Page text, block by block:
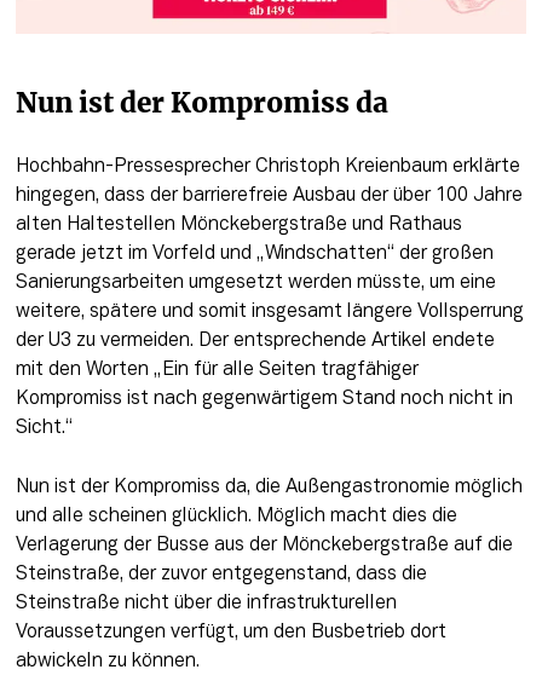
Nun ist der Kompromiss da
Hochbahn-Pressesprecher Christoph Kreienbaum erklärte
hingegen, dass der barrierefreie Ausbau der über 100 Jahre
alten Haltestellen Mönckebergstraße und Rathaus
gerade jetzt im Vorfeld und „Windschatten“ der großen
Sanierungsarbeiten umgesetzt werden müsste, um eine
weitere, spätere und somit insgesamt längere Vollsperrung
der U3 zu vermeiden. Der entsprechende Artikel endete
mit den Worten „Ein für alle Seiten tragfähiger
Kompromiss ist nach gegenwärtigem Stand noch nicht in
Sicht.“
Nun ist der Kompromiss da, die Außengastronomie möglich
und alle scheinen glücklich. Möglich macht dies die
Verlagerung der Busse aus der Mönckebergstraße auf die
Steinstraße, der zuvor entgegenstand, dass die
Steinstraße nicht über die infrastrukturellen
Voraussetzungen verfügt, um den Busbetrieb dort
abwickeln zu können.